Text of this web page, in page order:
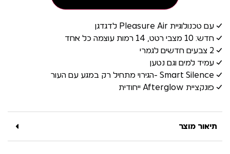
✓ עם טכנולוגיית Pleasure Air לדגדגן
✓ חדש: 10 מצבי רטט, 14 רמות עוצמה כל אחד
✓ 2 צבעים חדשים לגמרי
✓ עמיד למים וגם נטען
✓ Smart Silence -הגירוי מתחיל רק במגע עם העור
✓ פונקציית Afterglow ייחודית
תיאור מוצר